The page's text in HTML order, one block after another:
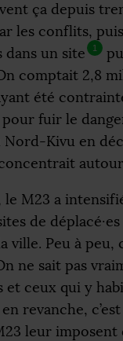
ça depuis
les conflits,
dans un site
1
comptait 2,8
été
fuir le
Kivu en
le M23 a
de déplacé·
ville. Peu à peu,
ne sait pas
et ceux qui y
revanche,
leur imposent